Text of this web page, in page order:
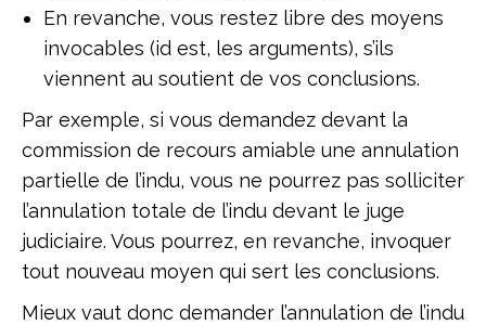
En revanche, vous restez libre des moyens
invocables (id est, les arguments), s’ils
viennent au soutient de vos conclusions.
Par exemple, si vous demandez devant la
commission de recours amiable une annulation
partielle de l’indu, vous ne pourrez pas solliciter
l’annulation totale de l’indu devant le juge
judiciaire. Vous pourrez, en revanche, invoquer
tout nouveau moyen qui sert les conclusions.
Mieux vaut donc demander l’annulation de l’indu